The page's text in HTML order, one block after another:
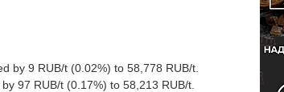
by 9 RUB/t (0.02%) to 58,778 RUB/t.
97 RUB/t (0.17%) to 58,213 RUB/t.